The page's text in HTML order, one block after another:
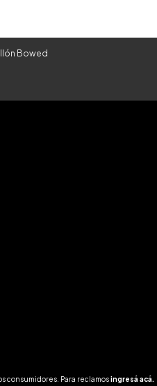
Bowed
consumidores. Para reclamos ingresá acá.